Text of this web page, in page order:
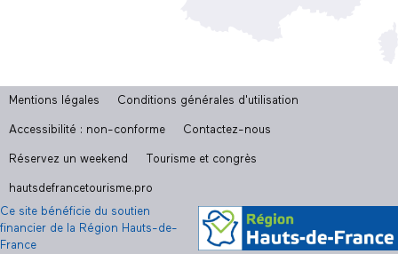
Mentions légales Conditions générales d'utilisation
Accessibilité : non-conforme Contactez-nous
Réservez un weekend Tourisme et congrès
hautsdefrancetourisme.pro
Ce site bénéficie du soutien
financier de la Région Hauts-de-
France